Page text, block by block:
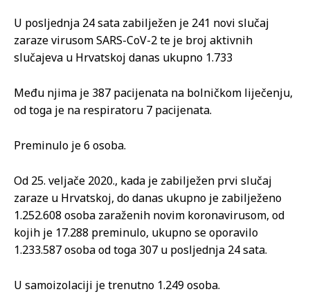
U posljednja 24 sata zabilježen je 241 novi slučaj
zaraze virusom SARS-CoV-2 te je broj aktivnih
slučajeva u Hrvatskoj danas ukupno 1.733
Među njima je 387 pacijenata na bolničkom liječenju,
od toga je na respiratoru 7 pacijenata.
Preminulo je 6 osoba.
Od 25. veljače 2020., kada je zabilježen prvi slučaj
zaraze u Hrvatskoj, do danas ukupno je zabilježeno
1.252.608 osoba zaraženih novim koronavirusom, od
kojih je 17.288 preminulo, ukupno se oporavilo
1.233.587 osoba od toga 307 u posljednja 24 sata.
U samoizolaciji je trenutno 1.249 osoba.